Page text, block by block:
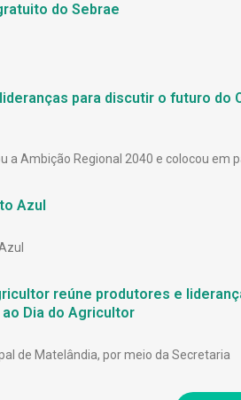
do Sebrae
para discutir o futuro do
a Ambição Regional 2040 e colocou em
Azul
reúne produtores e
Dia do Agricultor
de Matelândia, por meio da Secretaria